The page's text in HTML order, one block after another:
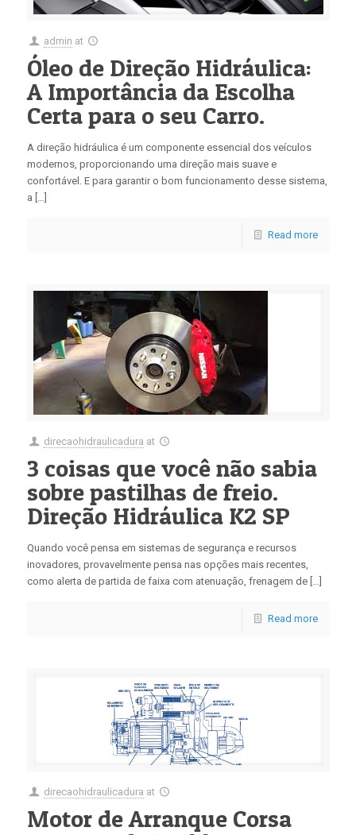
admin at
Óleo de Direção Hidráulica:
A Importância da Escolha
Certa para o seu Carro.
A direção hidráulica é um componente essencial dos veículos
modernos, proporcionando uma direção mais suave e
confortável. E para garantir o bom funcionamento desse sistema,
a […]
Read more
direcaohidraulicadura at
3 coisas que você não sabia
sobre pastilhas de freio.
Direção Hidráulica K2 SP
Quando você pensa em sistemas de segurança e recursos
inovadores, provavelmente pensa nas opções mais recentes,
como alerta de partida de faixa com atenuação, frenagem de […]
Read more
direcaohidraulicadura at
Motor de Arranque Corsa